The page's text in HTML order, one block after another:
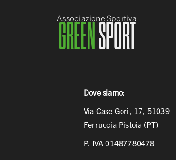
Associazione Sportiva
GREENSPORT
Dove siamo:
Via Case Gori, 17, 51039
Ferruccia Pistoia (PT)
P. IVA 01487780478